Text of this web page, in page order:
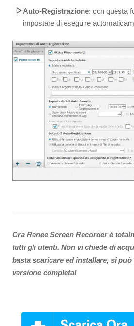
Auto-Registrazione: con questa
impostare di eseguire
Ora Renee Screen Recorder è
tutti gli utenti. Non vi chiede di
basta scaricare ed installare, si
versione completa!